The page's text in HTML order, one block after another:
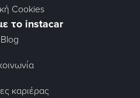
Cookies
το instacar
Blog
καριέρας